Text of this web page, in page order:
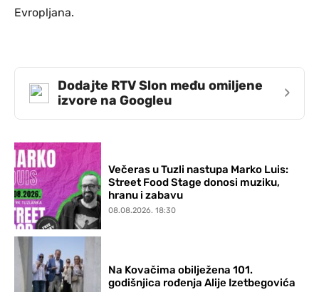
Evropljana.
Dodajte RTV Slon među omiljene
izvore na Googleu
›
Večeras u Tuzli nastupa Marko Luis:
Street Food Stage donosi muziku,
hranu i zabavu
08.08.2026. 18:30
Na Kovačima obilježena 101.
godišnjica rođenja Alije Izetbegovića